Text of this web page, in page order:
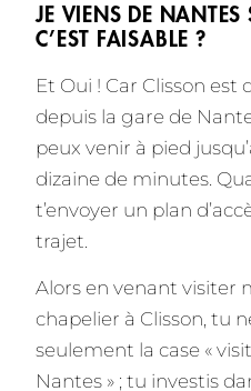
JE VIENS DE NANTES
C’EST FAISABLE ?
Et Oui ! Car Clisson est
depuis la gare de
peux venir à pied
dizaine de minutes.
t’envoyer un plan
trajet.
Alors en venant visiter
chapelier à Clisson, tu
seulement la case «
Nantes » ; tu investis